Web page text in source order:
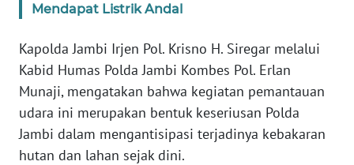
Mendapat Listrik Andal
Kapolda Jambi Irjen Pol. Krisno H. Siregar melalui
Kabid Humas Polda Jambi Kombes Pol. Erlan
Munaji, mengatakan bahwa kegiatan pemantauan
udara ini merupakan bentuk keseriusan Polda
Jambi dalam mengantisipasi terjadinya kebakaran
hutan dan lahan sejak dini.
WN
WN
SERAMBI
WN